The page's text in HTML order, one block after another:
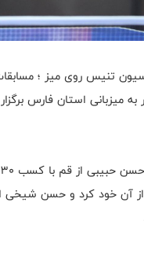
تنیس روی میز ؛